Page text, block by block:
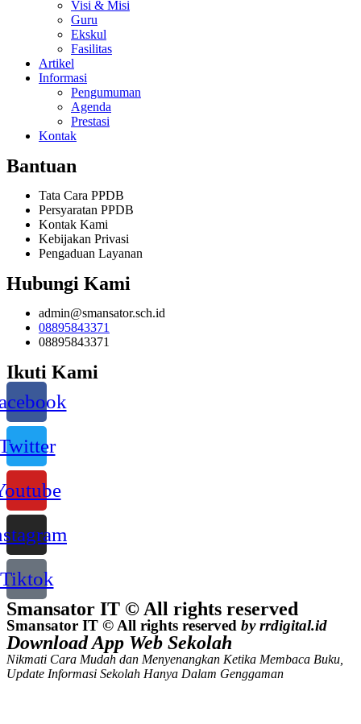
Visi & Misi
Guru
Ekskul
Fasilitas
Artikel
Informasi
Pengumuman
Agenda
Prestasi
Kontak
Bantuan
Tata Cara PPDB
Persyaratan PPDB
Kontak Kami
Kebijakan Privasi
Pengaduan Layanan
Hubungi Kami
admin@smansator.sch.id
08895843371
08895843371
Ikuti Kami
Tiktok
Smansator IT © All rights reserved
Smansator IT © All rights reserved by rrdigital.id
Download App Web Sekolah
Nikmati Cara Mudah dan Menyenangkan Ketika Membaca Buku,
Update Informasi Sekolah Hanya Dalam Genggaman